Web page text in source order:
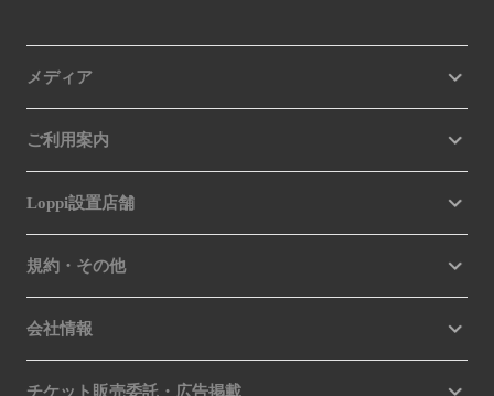
メディア
ご利用案内
Loppi設置店舗
規約・その他
会社情報
チケット販売委託・広告掲載